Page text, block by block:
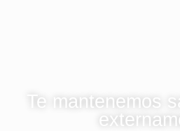
Te mantenemos